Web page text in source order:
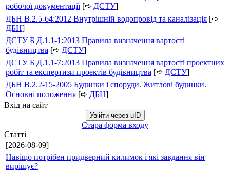
робочої документації[➪ ДСТУ]
ДБН В.2.5-64:2012 Внутрішній водопровід та каналізація [➪
ДБН]
ДСТУ Б Д.1.1-1:2013 Правила визначення вартості
будівництва [➪ ДСТУ]
ДСТУ Б Д.1.1-7:2013 Правила визначення вартості проектних
робіт та експертизи проектів будівництва [➪ ДСТУ]
ДБН В.2.2-15-2005 Будинки і споруди. Житлові будинки.
Основні положення [➪ ДБН]
Вхід на сайт
Увійти через uID
Стара форма входу
Статті
[2026-08-09]
Навіщо потрібен придверний килимок і які завдання він
вирішує?